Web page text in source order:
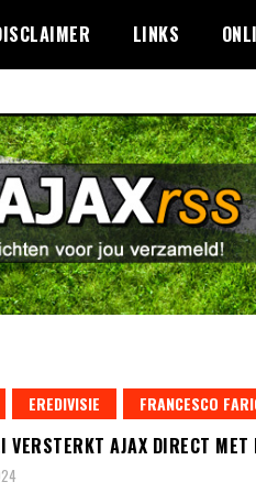
LINKS
EREDIVISIE FRANCESCO
VERSTERKT AJAX DIRECT MET